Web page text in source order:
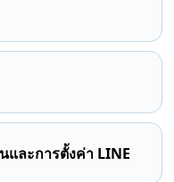
ละการตั้งค่า LINE